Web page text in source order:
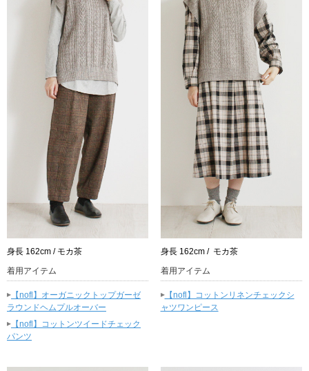
身長 162cm / モカ茶
着用アイテム
▸ 【nofl】オーガニックトップガーゼ
ラウンドヘムプルオーバー
▸ 【nofl】コットンツイードチェック
パンツ
身長 162cm / モカ茶
着用アイテム
▸【nofl】コットンリネンチェックシ
ャツワンピース